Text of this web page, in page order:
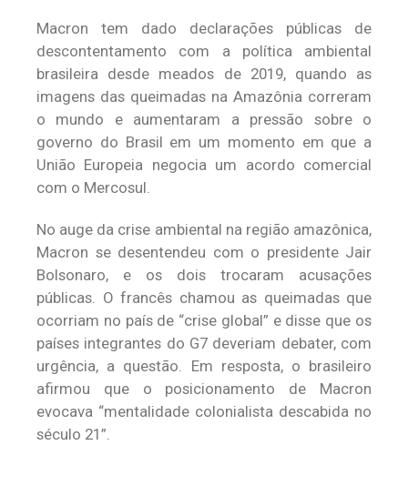
Macron tem dado declarações públicas de
descontentamento com a política ambiental
brasileira desde meados de 2019, quando as
imagens das queimadas na Amazônia correram
o mundo e aumentaram a pressão sobre o
governo do Brasil em um momento em que a
União Europeia negocia um acordo comercial
com o Mercosul.
No auge da crise ambiental na região amazônica,
Macron se desentendeu com o presidente Jair
Bolsonaro, e os dois trocaram acusações
públicas. O francês chamou as queimadas que
ocorriam no país de “crise global” e disse que os
países integrantes do G7 deveriam debater, com
urgência, a questão. Em resposta, o brasileiro
afirmou que o posicionamento de Macron
evocava “mentalidade colonialista descabida no
século 21”.